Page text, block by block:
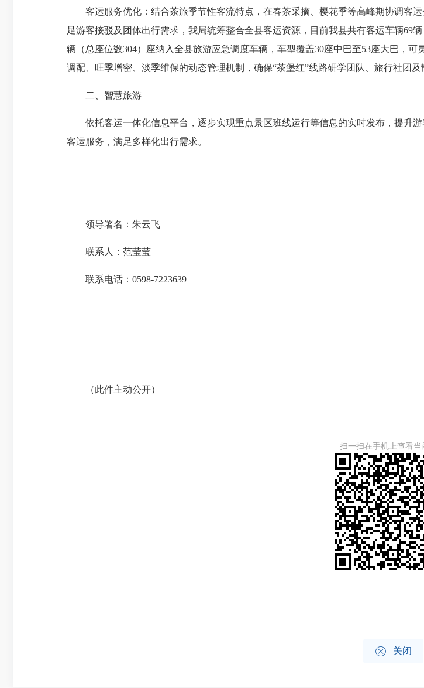
客运服务优化 ：结合茶旅季节性客流特点，在春茶采摘、樱花季等高峰期协调客
足游客接驳及团体出行需求，我局统筹整合全县客运资源，目前我县共有客运车辆69辆
辆（总座位数304）座纳入全县旅游应急调度车辆，车型覆盖30座中巴至53座大巴，
调配、旺季增密、淡季维保的动态管理机制，确保“茶堡红”线路研学团队、旅行社团及
二、 智慧旅游
依托客运一体化信息平台，逐步实现重点景区班线运行等信息的实时发布，提升
客运服务，满足多样化出行需求。
领导署名：朱云飞
联系人：范莹莹
联系电话： 0598-7223639
（此件主动公开）
扫一扫在手机上查看当
 关闭